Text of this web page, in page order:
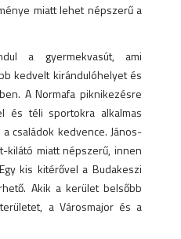
miatt lehet népszerű a
a gyermekvasút, ami
kedvelt kirándulóhelyet és
A Normafa piknikezésre
és téli sportokra alkalmas
családok kedvence. János-
kilátó miatt népszerű, innen
kis kitérővel a Budakeszi
Akik a kerület belsőbb
a Városmajor és a